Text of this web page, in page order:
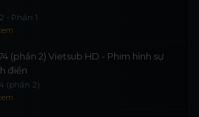
- Phần 1
(phần 2) Vietsub HD - Phim hình sự
điển
(phần 2)